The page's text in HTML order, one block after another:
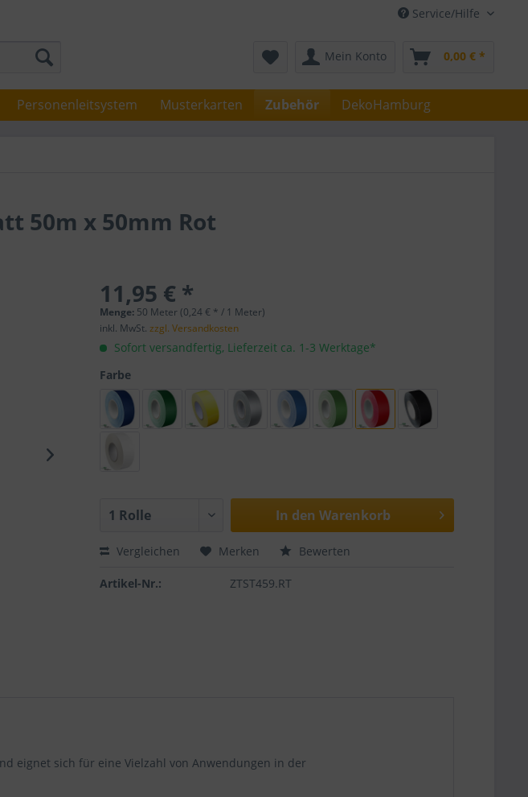
Service/Hilfe
Mein Konto 0,00 € *
Personenleitsystem Musterkarten Zubehör DekoHamburg
50m x 50mm Rot
11,95 € *
Menge: 50 Meter (0,24 € * / 1 Meter)
inkl. MwSt.zzgl. Versandkosten
Sofort versandfertig, Lieferzeit ca. 1-3 Werktage*
Farbe
In den Warenkorb
Vergleichen Merken Bewerten
Artikel-Nr.: ZTST459.RT
eignet sich für eine Vielzahl von Anwendungen in der